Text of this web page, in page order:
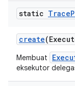
static Trace
create
Membuat
eksekutor